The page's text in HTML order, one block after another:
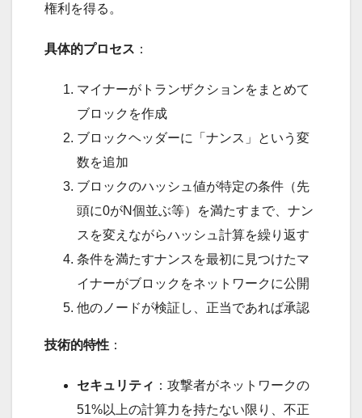
権利を得る。
具体的プロセス ：
マイナーがトランザクションをまとめて
ブロックを作成
ブロックヘッダーに「ナンス」という変
数を追加
ブロックのハッシュ値が特定の条件（先
頭に0がN個並ぶ等）を満たすまで、ナン
スを変えながらハッシュ計算を繰り返す
条件を満たすナンスを最初に見つけたマ
イナーがブロックをネットワークに公開
他のノードが検証し、正当であれば承認
技術的特性 ：
セキュリティ ：攻撃者がネットワークの
51%以上の計算力を持たない限り、不正